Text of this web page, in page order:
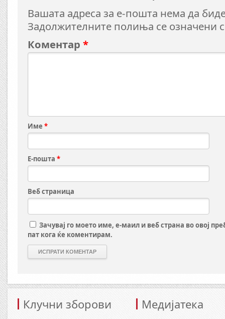
Вашата адреса за е-пошта нема да
Задолжителните полиња се означени
Коментар *
Име *
Е-пошта *
Веб страница
Зачувај го моето име, е-маил и веб страна во овој
пат кога ќе коментирам.
Клучни зборови Медијатека